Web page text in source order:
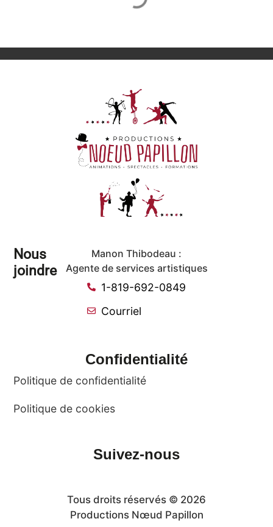
Nous
joindre
Manon Thibodeau :
Agente de services artistiques
1-819-692-0849
Courriel
Confidentialité
Politique de confidentialité
Politique de cookies
Suivez-nous
Tous droits réservés © 2026
Productions Nœud Papillon